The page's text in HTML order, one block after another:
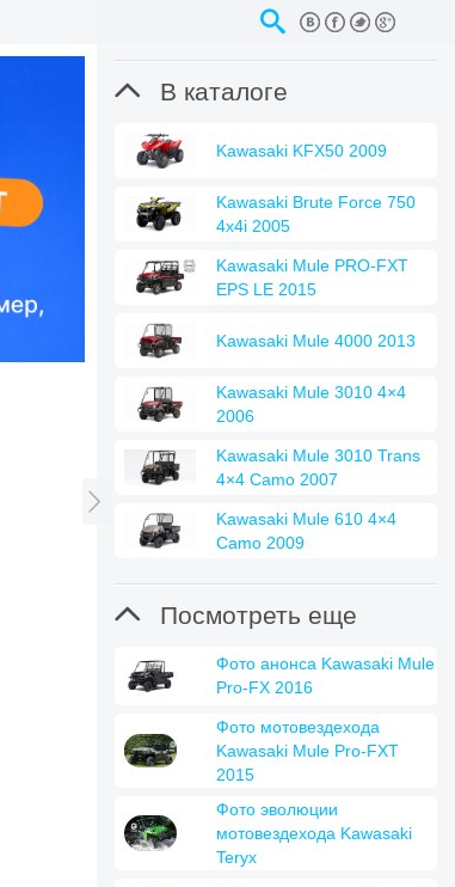

 В каталоге
Kawasaki KFX50 2009
Kawasaki Brute Force 750
4x4i 2005
Kawasaki Mule PRO-FXT
EPS LE 2015
Kawasaki Mule 4000 2013
Kawasaki Mule 3010 4×4
2006
Kawasaki Mule 3010 Trans
4×4 Camo 2007
Kawasaki Mule 610 4×4
Camo 2009
 Посмотреть еще
Фото анонса Kawasaki Mule
Pro-FX 2016
Фото мотовездехода
Kawasaki Mule Pro-FXT
2015
Фото эволюции
мотовездехода Kawasaki
Teryx